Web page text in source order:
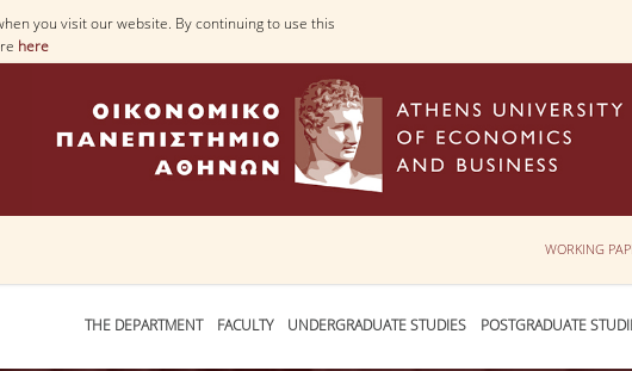
you visit our website. By continuing to use this
here
WORKING
THE DEPARTMENT FACULTY UNDERGRADUATE STUDIES POSTGRADUATE